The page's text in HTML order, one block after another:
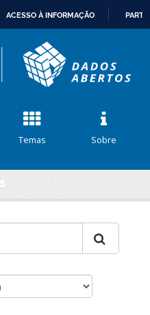
CONTEÚDO
ACESSO À INFORMAÇÃO
Temas Sobre